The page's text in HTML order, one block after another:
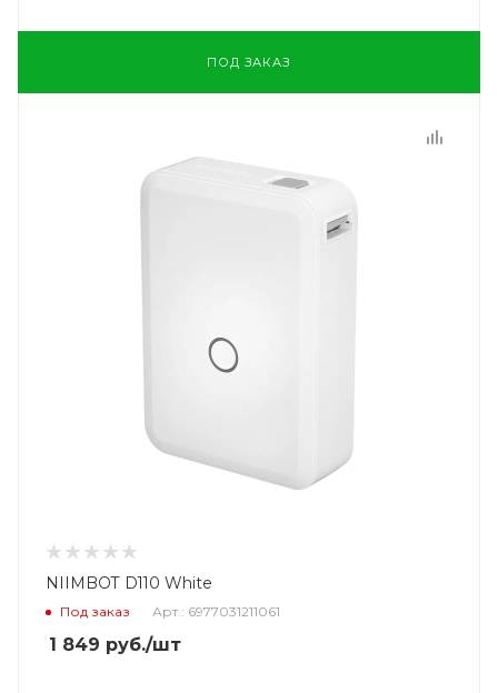
ПОД ЗАКАЗ
NIIMBOT D110 White
Под заказ Арт.: 6977031211061
1 849 руб./шт